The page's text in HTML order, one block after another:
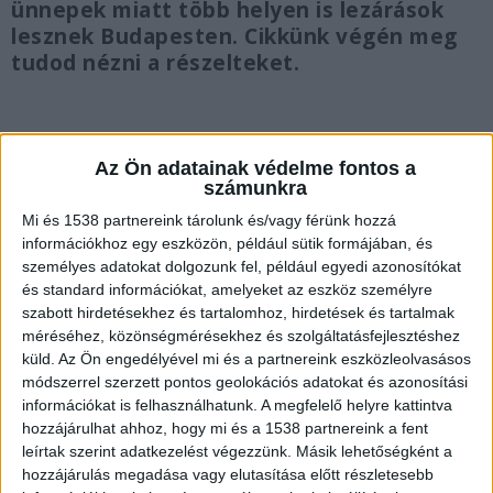
Az Ön adatainak védelme fontos a
számunkra
Mi és 1538 partnereink tárolunk és/vagy férünk hozzá
információkhoz egy eszközön, például sütik formájában, és
személyes adatokat dolgozunk fel, például egyedi azonosítókat
és standard információkat, amelyeket az eszköz személyre
szabott hirdetésekhez és tartalomhoz, hirdetések és tartalmak
méréséhez, közönségmérésekhez és szolgáltatásfejlesztéshez
küld. Az Ön engedélyével mi és a partnereink eszközleolvasásos
módszerrel szerzett pontos geolokációs adatokat és azonosítási
információkat is felhasználhatunk. A megfelelő helyre kattintva
hozzájárulhat ahhoz, hogy mi és a 1538 partnereink a fent
leírtak szerint adatkezelést végezzünk. Másik lehetőségként a
hozzájárulás megadása vagy elutasítása előtt részletesebb
ünnepek miatt több helyen is lezárások
lesznek Budapesten. Cikkünk végén meg
tudod nézni a részelteket.
A BKK elfogadja a jegyeket
A vasúttársaság közlése szerint a fennakadás
végéig az M4-es metrón Kelenföld vasútállomás
és a Kálvin tér között, az M3-as metrón a Kálvin
tér és Kőbánya-Kispest között, valamint az 1-es
villamoson Kelenföld és Népliget között a
vonatjegyek isA Kékvillogó legfrissebb híreit ide
kattintva éred el! A Facebookon már 341 ezernél
is többen követnek minket.érvényesek.